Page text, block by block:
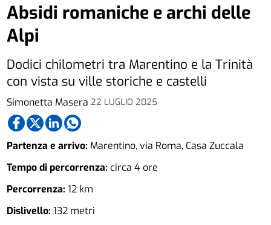
Simonetta Masera 22 LUGLIO 2025
Absidi romaniche e archi delle
Alpi
Dodici chilometri tra Marentino e la Trinità
con vista su ville storiche e castelli
Partenza e arrivo: Marentino, via Roma, Casa Zuccala
Tempo di percorrenza: circa 4 ore
Percorrenza: 12 km
Dislivello: 132 metri